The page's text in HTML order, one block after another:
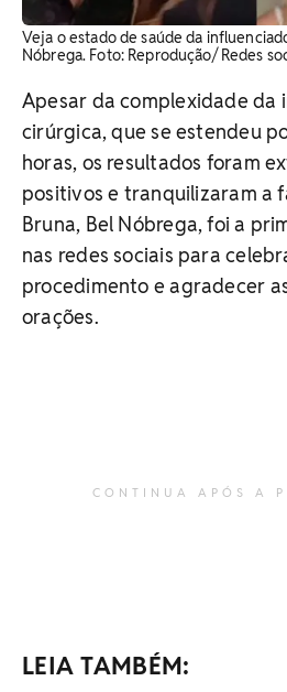
Veja o estado de saúde da
Nóbrega. Foto: Reprodução/ Redes
Apesar da complexidade da
cirúrgica, que se estendeu
horas, os resultados foram
positivos e tranquilizaram a
Bruna, Bel Nóbrega, foi a
nas redes sociais para
procedimento e agradecer
orações.
CONTINUA APÓS A
LEIA TAMBÉM: